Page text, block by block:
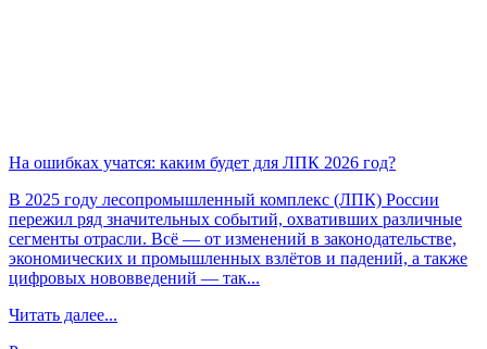
На ошибках учатся: каким будет для ЛПК 2026 год?
В 2025 году лесопромышленный комплекс (ЛПК) России
пережил ряд значительных событий, охвативших различные
сегменты отрасли. Всё — от изменений в законодательстве,
экономических и промышленных взлётов и падений, а также
цифровых нововведений — так...
Читать далее...